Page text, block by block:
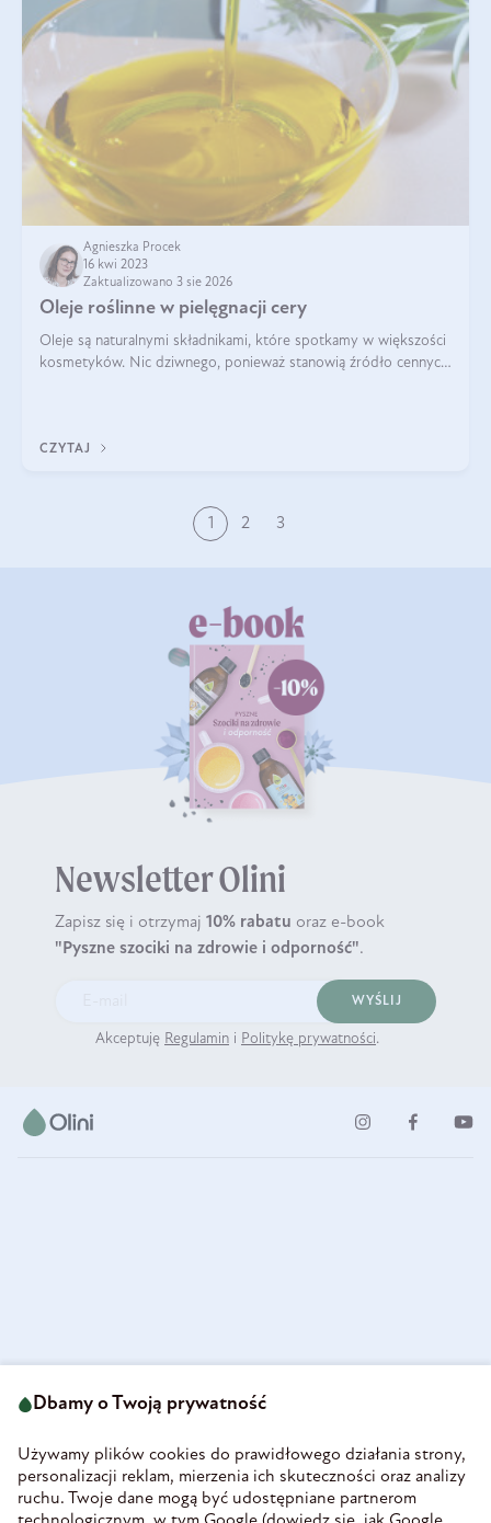
Agnieszka Procek
16 kwi 2023
Zaktualizowano 3 sie 2026
Oleje roślinne w pielęgnacji cery
Oleje są naturalnymi składnikami, które spotkamy w większości
kosmetyków. Nic dziwnego, ponieważ stanowią źródło cennych
CZYTAJ
1 2 3
Newsletter Olini
Zapisz się i otrzymaj 10% rabatu oraz e-book
"Pyszne szociki na zdrowie i odporność".
WYŚLIJ
Akceptuję Regulamin i Politykę prywatności.
58-160 Świebodzice
REGON 890213034
INFORMACJE
Dbamy o Twoją prywatność
Używamy plików cookies do prawidłowego działania strony,
personalizacji reklam, mierzenia ich skuteczności oraz analizy
ruchu. Twoje dane mogą być udostępniane partnerom